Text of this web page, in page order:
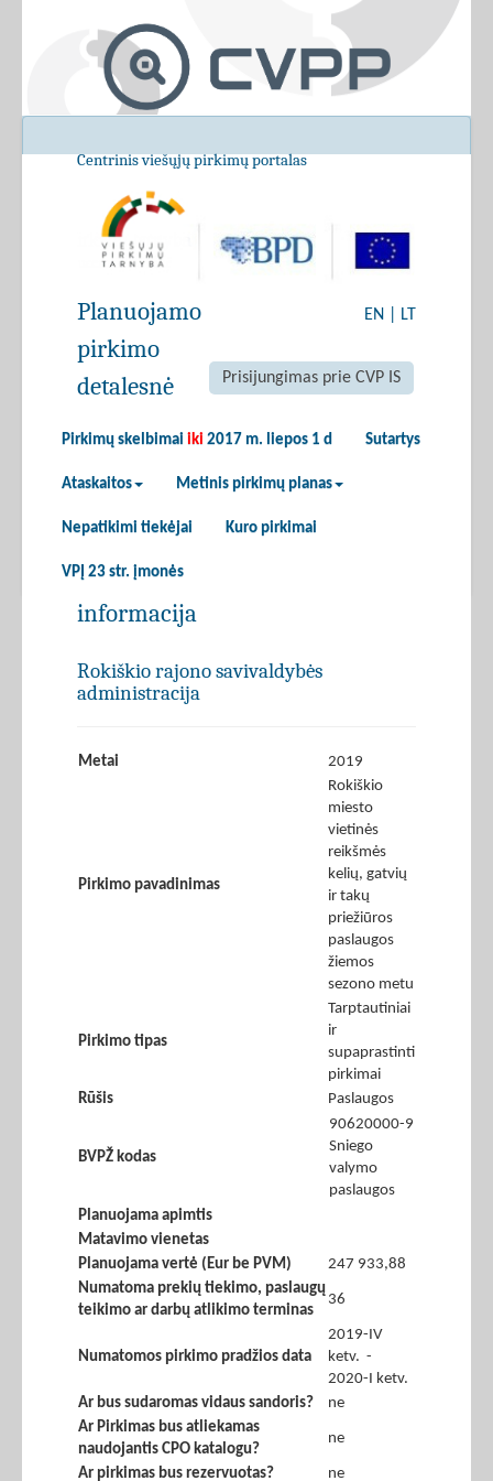
Centrinis viešųjų pirkimų portalas
EN LT
Prisijungimas prie CVP IS
Pirkimų skelbimai iki 2017 m. liepos 1 d Sutartys
Ataskaitos Metinis pirkimų planas
Nepatikimi tiekėjai Kuro pirkimai
VPĮ 23 str. įmonės
Planuojamo
pirkimo
detalesnė
informacija
Rokiškio rajono savivaldybės
administracija
Metai 2019
Pirkimo pavadinimas
Rokiškio
miesto
vietinės
reikšmės
kelių, gatvių
ir takų
priežiūros
paslaugos
žiemos
sezono metu
Pirkimo tipas
Tarptautiniai
ir
supaprastinti
pirkimai
Rūšis
Paslaugos
BVPŽ kodas
90620000-9
Sniego
valymo
paslaugos
Planuojama apimtis
Matavimo vienetas
Planuojama vertė (Eur be PVM)
247 933,88
Numatoma prekių tiekimo, paslaugų
teikimo ar darbų atlikimo terminas
36
Numatomos pirkimo pradžios data
2019-IV
ketv. -
2020-I ketv.
Ar bus sudaromas vidaus sandoris?
ne
Ar Pirkimas bus atliekamas
naudojantis CPO katalogu?
ne
Ar pirkimas bus rezervuotas? ne